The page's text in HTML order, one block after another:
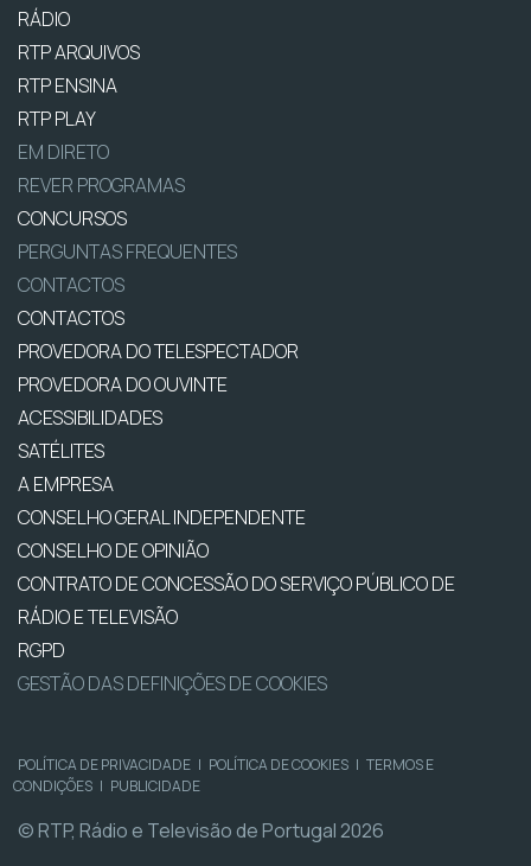
RÁDIO
RTP ARQUIVOS
RTP ENSINA
RTP PLAY
EM DIRETO
REVER PROGRAMAS
CONCURSOS
PERGUNTAS FREQUENTES
CONTACTOS
CONTACTOS
PROVEDORA DO TELESPECTADOR
PROVEDORA DO OUVINTE
ACESSIBILIDADES
SATÉLITES
A EMPRESA
CONSELHO GERAL INDEPENDENTE
CONSELHO DE OPINIÃO
CONTRATO DE CONCESSÃO DO SERVIÇO PÚBLICO DE
RÁDIO E TELEVISÃO
RGPD
GESTÃO DAS DEFINIÇÕES DE COOKIES
POLÍTICA DE PRIVACIDADE | POLÍTICA DE COOKIES | TERMOS E
CONDIÇÕES | PUBLICIDADE
© RTP, Rádio e Televisão de Portugal 2026